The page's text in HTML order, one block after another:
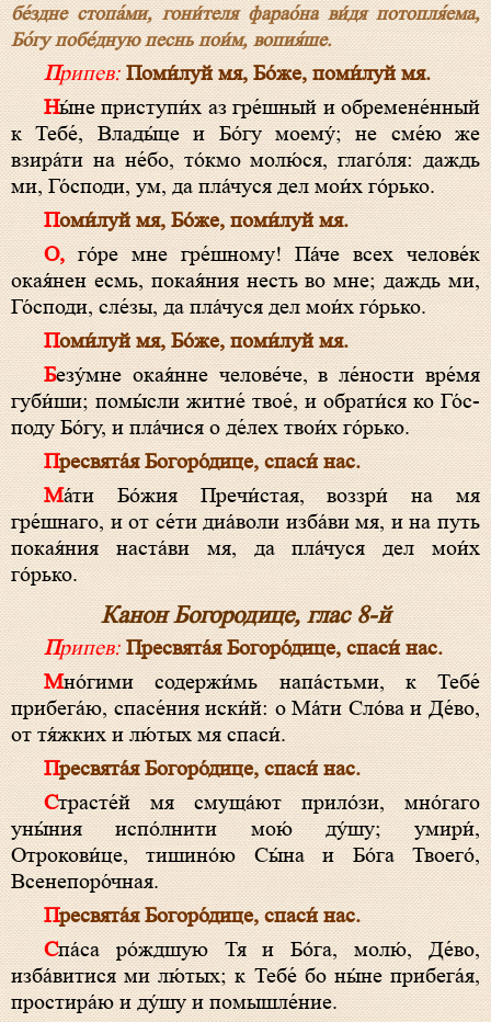
бе́здне стопа́ми, гони́теля фарао́на ви́дя потопля́ема,
Бо́­гу побе́дную песнь пои́м, вопия́ше.
Припев: Поми́луй мя, Бо́­же, поми́луй мя.
Ны́не приступи́х аз гре́шный и обремене́нный
к Тебе́, Вла­ды́це и Бо́­гу моему́; не сме́ю же
взира́ти на не́­бо, то́кмо молю́ся, глаго́ля: даждь
ми, Го́с­по­ди, ум, да пла́чуся дел мои́х го́рько.
Поми́луй мя, Бо́­же, поми́луй мя.
О, го́ре мне гре́шному! Па́че всех челове́к
окая́нен есмь, покая́ния несть во мне; даждь ми,
Го́с­по­ди, сле́зы, да пла́чуся дел мои́х го́рько.
Поми́луй мя, Бо́­же, поми́луй мя.
Безу́мне окая́нне челове́че, в ле́ности вре́мя
губи́ши; помы́сли житие́ твое́, и обрати́ся ко Го́с­
по­ду Бо́­гу, и пла́чися о де́лех твои́х го́рько.
Пре­свя­та́я Бо­го­ро́­ди­це, спа­си́ нас.
Ма́­ти Бо́­жия Пре­чи́с­тая, воззри́ на мя
гре́шнаго, и от се́ти диа́воли изба́ви мя, и на путь
покая́ния наста́ви мя, да пла́чуся дел мои́х
го́рько.
Канон Богородице, глас 8-й
Припев: Пре­свя­та́я Бо­го­ро́­ди­це, спа­си́ нас.
Мно́гими содержи́мь напа́стьми, к Тебе́
прибега́ю, спа­се́ния иски́й: о Ма́­ти Сло́ва и Де́­во,
от тя́жких и лю́тых мя спа­си́.
Пре­свя­та́я Бо­го­ро́­ди­це, спа­си́ нас.
Страсте́й мя смуща́ют прило́зи, мно́гаго
уны́ния испо́лнити мою́ ду́шу; умири́,
Отрокови́це, тишино́ю Сы́­на и Бо́­га Твоего́,
Всенепоро́чная.
Пре­свя­та́я Бо­го­ро́­ди­це, спа­си́ нас.
Спа́­са ро́ждшую Тя и Бо́­га, молю́, Де́­во,
изба́витися ми лю́тых; к Тебе́ бо ны́не прибега́я,
простира́ю и ду́шу и помышле́ние.